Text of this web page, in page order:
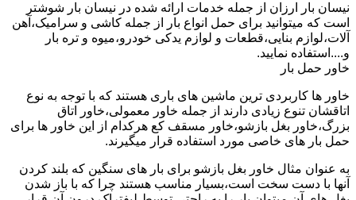
نیسان بار ارزان از جمله خدمات ارائه شده در نیسان بار شوشتر
است که میتوانید برای حمل انواع بار از جمله کاشی و سرامیک،آهن
آلات،لوازم بنایی،قطعات و لوازم یدکی خودرو،میوه و تره بار
و....استفاده نمایید.
خاور حمل بار
خاور ها کاربردی ترین ماشین های باری هستند که با توجه به نوع
اتاقشان تنوع زیادی دارند از جمله خاور معمولی،خاور اتاق
بزرگ،خاور بغل بازشو،خاور مسقف کع هرکدام از این خاور ها برای
حمل بار های خاصی مورد استفاده قرار میگیرند.
به عنوان مثال خاور بغل بازشو برای بار های سنگین که بلند کردن
آنها با دست سخت است،بسیار مناسب هستند چرا که با باز شدن